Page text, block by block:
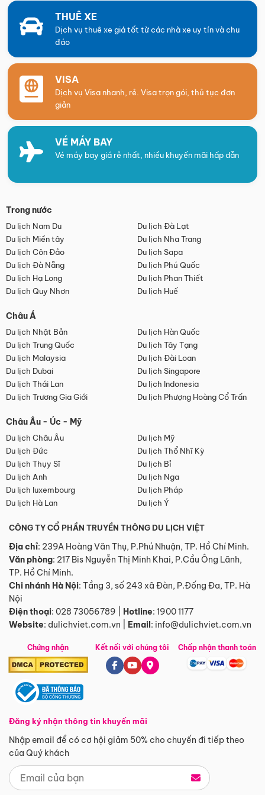
THUÊ XE
Dịch vụ thuê xe giá tốt từ các nhà xe uy tín và chu
đáo
VISA
Dịch vụ Visa nhanh, rẻ. Visa trọn gói, thủ tục đơn
giản
VÉ MÁY BAY
Vé máy bay giá rẻ nhất, nhiều khuyến mãi hấp dẫn
Trong nước
Du lịch Nam Du
Du lịch Đà Lạt
Du lịch Miền tây
Du lịch Nha Trang
Du lịch Côn Đảo
Du lịch Sapa
Du lịch Đà Nẵng
Du lịch Phú Quốc
Du lịch Hạ Long
Du lịch Phan Thiết
Du lịch Quy Nhơn
Du lịch Huế
Châu Á
Du lịch Nhật Bản
Du lịch Hàn Quốc
Du lịch Trung Quốc
Du lịch Tây Tạng
Du lịch Malaysia
Du lịch Đài Loan
Du lịch Dubai
Du lịch Singapore
Du lịch Thái Lan
Du lịch Indonesia
Du lịch Trương Gia Giới
Du lịch Phượng Hoàng Cổ Trấn
Châu Âu - Úc - Mỹ
Du lịch Châu Âu
Du lịch Mỹ
Du lịch Đức
Du lịch Thổ Nhĩ Kỳ
Du lịch Thụy Sĩ
Du lịch Bỉ
Du lịch Anh
Du lịch Nga
Du lịch luxembourg
Du lịch Pháp
Du lịch Hà Lan
Du lịch Ý
CÔNG TY CỔ PHẦN TRUYỀN THÔNG DU LỊCH VIỆT
Địa chỉ: 239A Hoàng Văn Thụ, P.Phú Nhuận, TP. Hồ Chí Minh.
Văn phòng: 217 Bis Nguyễn Thị Minh Khai, P.Cầu Ông Lãnh,
TP. Hồ Chí Minh.
Chi nhánh Hà Nội: Tầng 3, số 243 xã Đàn, P.Đống Đa, TP. Hà
Nội
Điện thoại: 028 73056789 Hotline: 1900 1177
Website: dulichviet.com.vn Email: info@dulichviet.com.vn
Chứng nhận
Đăng ký nhận thông tin khuyến mãi
Nhập email để có cơ hội giảm 50% cho chuyến đi tiếp theo
của Quý khách
Kết nối với chúng tôi Chấp nhận thanh toán